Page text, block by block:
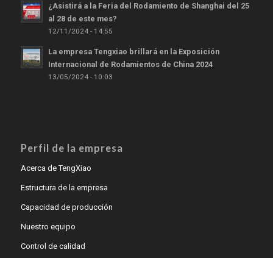
¿Asistirá a la Feria del Rodamiento de Shanghai del 25
al 28 de este mes?
12/11/2024 - 14:55
La empresa Tengxiao brillará en la Exposición
Internacional de Rodamientos de China 2024
13/05/2024 - 10:03
Perfil de la empresa
Acerca de TengXiao
Estructura de la empresa
Capacidad de producción
Nuestro equipo
Control de calidad